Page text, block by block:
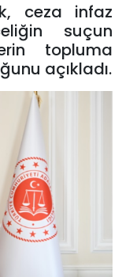
ceza infaz
suçun
topluma
açıkladı.